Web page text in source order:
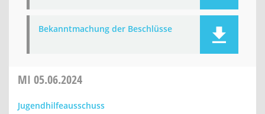
Bekanntmachung der Beschlüsse
MI 05.06.2024
Jugendhilfeausschuss